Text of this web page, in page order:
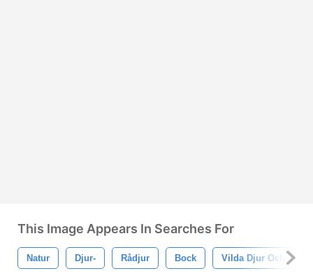
This Image Appears In Searches For
Natur Djur- Rådjur Bock Vilda Djur Och